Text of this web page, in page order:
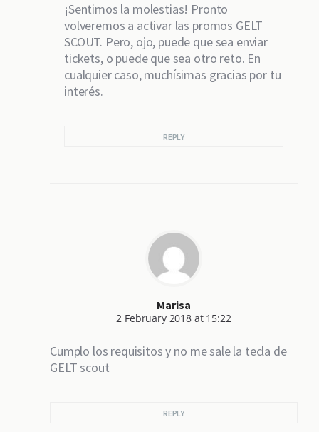
¡Sentimos la molestias! Pronto
volveremos a activar las promos GELT
SCOUT. Pero, ojo, puede que sea enviar
tickets, o puede que sea otro reto. En
cualquier caso, muchísimas gracias por tu
interés.
REPLY
Marisa
2 February 2018 at 15:22
Cumplo los requisitos y no me sale la tecla de
GELT scout
REPLY